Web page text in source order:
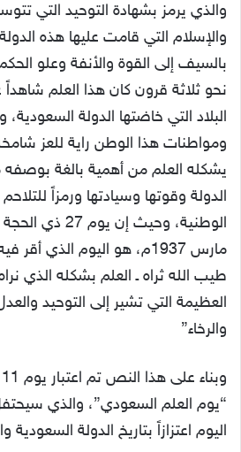
والذي يرمز بشهادة التوحيد التي
والإسلام التي قامت عليها هذه الدولة
بالسيف إلى القوة والأنفة وعلو
نحو ثلاثة قرون كان هذا العلم
البلاد التي خاضتها الدولة
ومواطنات هذا الوطن راية للعز
يشكله العلم من أهمية بالغة
الدولة وقوتها وسيادتها ورمزاً
مارس 1937م، هو اليوم الذي
طيب الله ثراه ـ العلم بشكله الذي
العظيمة التي تشير إلى التوحيد
والرخاء”
“يوم العلم السعودي”، والذي
اليوم اعتزازاً بتاريخ الدولة